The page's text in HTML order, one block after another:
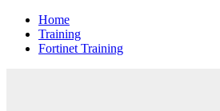
Home
Training
Fortinet Training